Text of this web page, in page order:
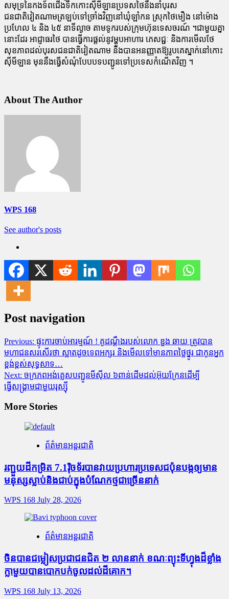
សមុទ្រនៃកងទ័ពជើងទឹកកោះស៊ីមីឡានប្រទសថៃនឹងនាំបុរស
ជនជាតិវៀតណាមត្រឡប់ទៅច្រាំងវិញនៅឃុំឡាំកន ស្រុកថៃមឿង នៅម៉ោង
ប្រហែល ៤ និង ៤៥ នាទីល្ងាច តាមទូករបស់ក្រុមហ៊ុនទេសចរណ៍ ។ជាមួយគ្នា
នោះដែរ អាជ្ញាធរថៃ បានធ្វើការផ្ដល់នូវម្ហូបអាហារ ភេសជ្ជៈ និងការមើលថែ
សុខភាពដល់បុរសជនជាតិវៀតណាម និងបានអនញ្ញាតឱ្យរូបគេស្នាក់នៅកោះ
ស៊ីមីឡាន មុននឹងធ្វើសំណុំបែបបទបញ្ជូនទៅប្រទេសកំណើតវិញ ។
About The Author
WPS 168
See author's posts
Post navigation
Previous: ផ្ទុះការចាប់អារម្មណ៍ ! គូដណ្តឹងរបស់លោក ឌួង ឆាយ ត្រូវបាន
មហាជនសរសើរថា ស្អាតដូចទេពអក្សរ និងមើលទៅមានភាពថ្លៃថ្នូរ ជាកូនអ្នក
ខ្ពង់ខ្ពស់សុទ្ធសាទ…
Next: ចក្រភពអង់គ្លេសបញ្ជូនមីស៊ីល ៦ពាន់ដើមដល់អ៊ុយក្រែនដើម្បី
ធ្វើសង្រ្គាមជាមួយរុស្ស៊ី
More Stories
ព័ត៌មានអន្តរជាតិ
រញ្ជួយដីកម្រិត​ 7.1រ៉ិចទ័របានវាយប្រហារប្រទេសជប៉ុនបង្កឲ្យមាន
មនុស្សស្លាប់​និង​ជាប់ក្នុងបំណែកថ្មជាច្រើននាក់
WPS 168 July 28, 2026
ព័ត៌មានអន្តរជាតិ
ចិនបានជម្លៀសប្រជាជនជិត ២ លាននាក់ ខណៈព្យុះទីហ្វុងដ៏ខ្លាំង
ក្លាមួយបានបោកបក់ចូលដល់ដីគោក។
WPS 168 July 13, 2026